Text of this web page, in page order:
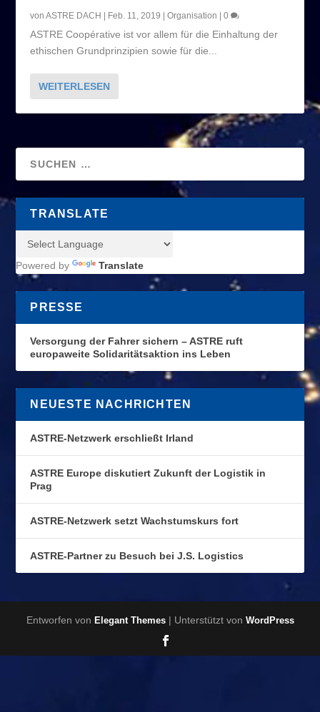
vonASTRE DACH | Feb. 11, 2019 |Organisation |0
ASTRE Coopérative ist vor allem für die Einhaltung der
ethischen Grundprinzipien sowie für die...
WEITERLESEN
TRANSLATE
Powered by Translate
PRESSE
Versorgung der Fahrer sichern – ASTRE ruft
europaweite Solidaritätsaktion ins Leben
NEUESTE NACHRICHTEN
ASTRE-Netzwerk erschließt Irland
ASTRE Europe diskutiert Zukunft der Logistik in
Prag
ASTRE-Netzwerk setzt Wachstumskurs fort
ASTRE-Partner zu Besuch bei J.S. Logistics
Entworfen von Elegant Themes| Unterstützt von WordPress